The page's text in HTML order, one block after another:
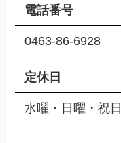
電話番号
0463-86-6928
定休日
水曜・日曜・祝日